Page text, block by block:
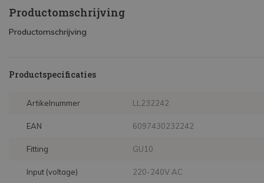
Productomschrijving
Productomschrijving
Productspecificaties
Artikelnummer LL232242
EAN 6097430232242
Fitting GU10
Input (voltage) 220-240V AC